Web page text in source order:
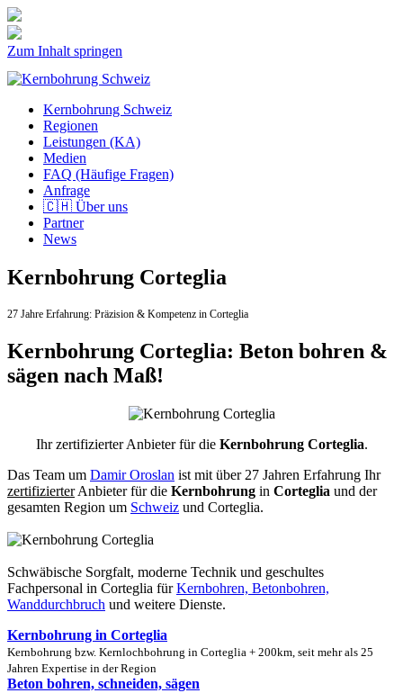
Zum Inhalt springen
Kernbohrung Schweiz
Regionen
Leistungen (KA)
Medien
FAQ (Häufige Fragen)
Anfrage
🇨🇭 Über uns
Partner
News
Kernbohrung Corteglia
27 Jahre Erfahrung: Präzision & Kompetenz in Corteglia
Kernbohrung Corteglia: Beton bohren &
sägen nach Maß!
Ihr zertifizierter Anbieter für die Kernbohrung Corteglia.
Das Team um Damir Oroslan ist mit über 27 Jahren Erfahrung Ihr
zertifizierterAnbieter für die Kernbohrung in Corteglia und der
gesamten Region um Schweiz und Corteglia.
Schwäbische Sorgfalt, moderne Technik und geschultes
Fachpersonal in Corteglia fürKernbohren, Betonbohren,
Wanddurchbruch und weitere Dienste.
Kernbohrung in Corteglia
Kernbohrung bzw. Kernlochbohrung in Corteglia + 200km, seit mehr als 25
Jahren Expertise in der Region
Beton bohren, schneiden, sägen